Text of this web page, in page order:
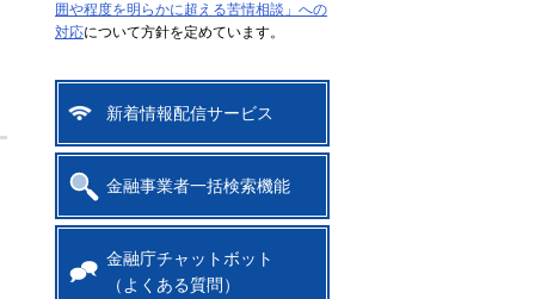
囲や程度を明らかに超える苦情相談」への
対応について方針を定めています。
新着情報配信サービス
金融事業者一括検索機能
金融庁チャットボット
（よくある質問）